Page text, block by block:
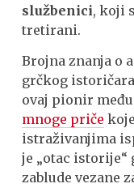
službenici, koji
tretirani.
Brojna znanja o
grčkog
ovaj pionir
mnoge priče
istraživanjima
je „otac istorije“
zablude vezane